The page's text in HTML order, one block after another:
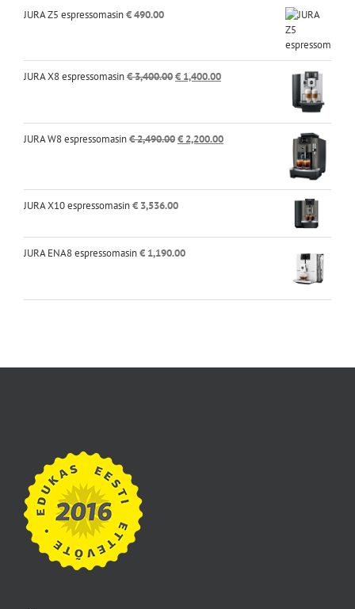
JURA Z5 espressomasin€490.00
JURA X8 espressomasin€3,400.00Algne
€ 3,400.00.
€ 1,400.00Praegune
€ 1,400.00.
JURA W8 espressomasin€2,490.00Algne
€ 2,200.00Praegune
JURA X10 espressomasin€ 3,536.00
JURA ENA8 espressomasin€ 1,190.00